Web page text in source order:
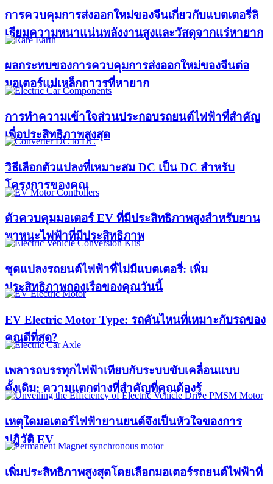
การควบคุมการส่งออกใหม่ของจีนเกี่ยวกับแบตเตอรี่ลิ
เธียมความหนาแน่นพลังงานสูงและวัสดุจากแร่หายาก
ผลกระทบของการควบคุมการส่งออกใหม่ของจีนต่อ
มอเตอร์แม่เหล็กถาวรที่หายาก
การทำความเข้าใจส่วนประกอบรถยนต์ไฟฟ้าที่สำคัญ
เพื่อประสิทธิภาพสูงสุด
วิธีเลือกตัวแปลงที่เหมาะสม DC เป็น DC สำหรับ
โครงการของคุณ
ตัวควบคุมมอเตอร์ EV ที่มีประสิทธิภาพสูงสำหรับยาน
พาหนะไฟฟ้าที่มีประสิทธิภาพ
ชุดแปลงรถยนต์ไฟฟ้าที่ไม่มีแบตเตอรี่: เพิ่ม
ประสิทธิภาพกองเรือของคุณวันนี้
EV Electric Motor Type: รถคันไหนที่เหมาะกับรถของ
คุณดีที่สุด?
เพลารถบรรทุกไฟฟ้าเทียบกับระบบขับเคลื่อนแบบ
ดั้งเดิม: ความแตกต่างที่สำคัญที่คุณต้องรู้
เหตุใดมอเตอร์ไฟฟ้ายานยนต์จึงเป็นหัวใจของการ
ปฏิวัติ EV
เพิ่มประสิทธิภาพสูงสุดโดยเลือกมอเตอร์รถยนต์ไฟฟ้าที่